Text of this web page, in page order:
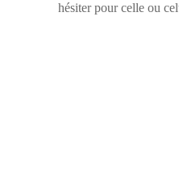
hésiter pour celle ou